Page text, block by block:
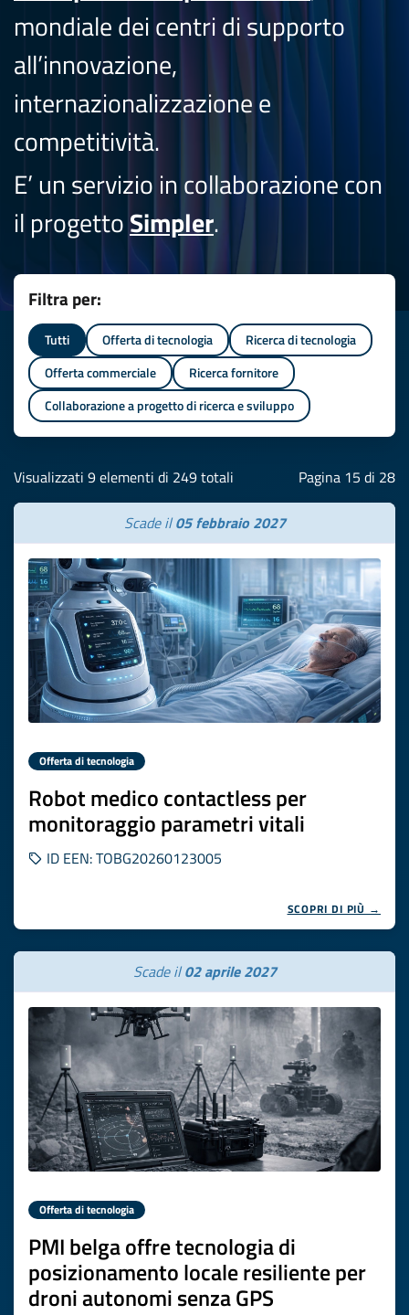
mondiale dei centri di supporto
all’innovazione,
internazionalizzazione e
competitività.
E’ un servizio in collaborazione con
il progettoSimpler.
Filtra per:
Tutti Offerta di tecnologia
Ricerca di tecnologia
Offerta commerciale
Ricerca fornitore
Collaborazione a progetto di ricerca e sviluppo
Visualizzati 9 elementi di 249 totali Pagina 15 di 28
Scade il05 febbraio 2027
Offerta di tecnologia
Robot medico contactless per
monitoraggio parametri vitali
ID EEN: TOBG20260123005
SCOPRI DI PIÙ →
Scade il02 aprile 2027
Offerta di tecnologia
PMI belga offre tecnologia di
posizionamento locale resiliente per
droni autonomi senza GPS